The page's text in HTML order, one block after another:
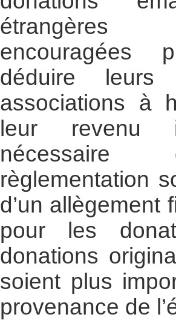
étrangères
encouragées
déduire
associations à
leur revenu
nécessaire
règlementation
d’un allègement
pour les
donations
soient plus
provenance de